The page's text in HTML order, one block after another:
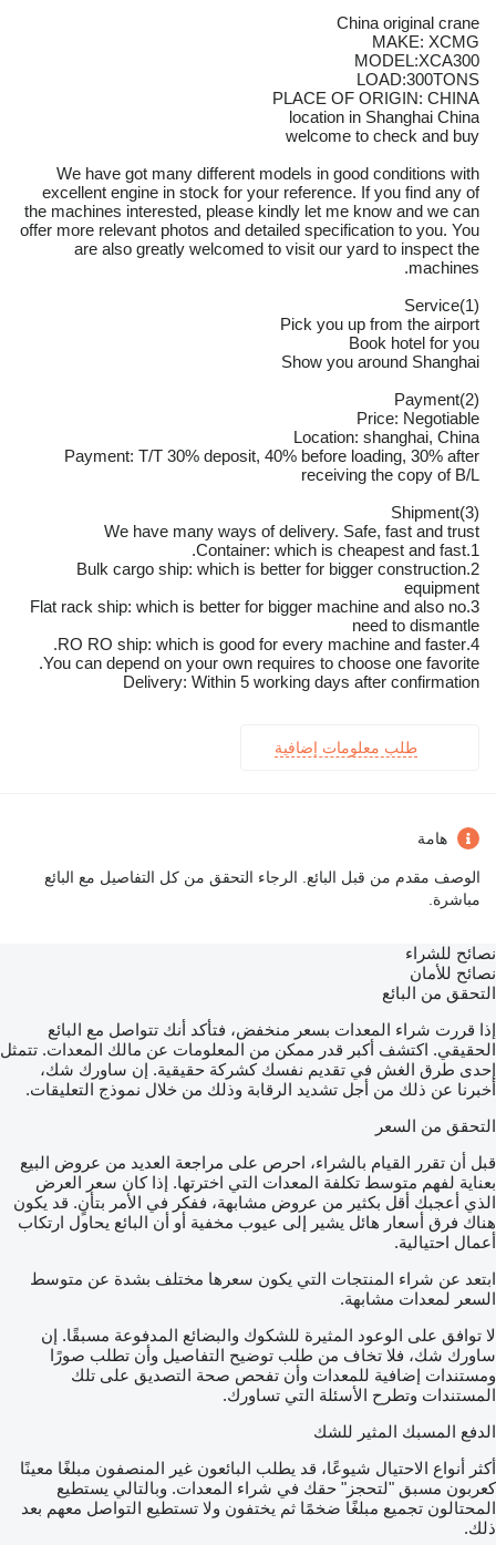
China original crane
MAKE: XCMG
MODEL:XCA300
LOAD:300TONS
PLACE OF ORIGIN: CHINA
location in Shanghai China
welcome to check and buy
We have got many different models in good conditions with
excellent engine in stock for your reference. If you find any of
the machines interested, please kindly let me know and we can
offer more relevant photos and detailed specification to you. You
are also greatly welcomed to visit our yard to inspect the
machines.
(1)Service
Pick you up from the airport
Book hotel for you
Show you around Shanghai
(2)Payment
Price: Negotiable
Location: shanghai, China
Payment: T/T 30% deposit, 40% before loading, 30% after
receiving the copy of B/L
(3)Shipment
We have many ways of delivery. Safe, fast and trust
1.Container: which is cheapest and fast.
2.Bulk cargo ship: which is better for bigger construction
equipment
3.Flat rack ship: which is better for bigger machine and also no
need to dismantle
4.RO RO ship: which is good for every machine and faster.
You can depend on your own requires to choose one favorite.
Delivery: Within 5 working days after confirmation
طلب معلومات إضافية
هامة
الوصف مقدم من قبل البائع. الرجاء التحقق من كل التفاصيل مع البائع
مباشرة.
نصائح للشراء
نصائح للأمان
التحقق من البائع
إذا قررت شراء المعدات بسعر منخفض، فتأكد أنك تتواصل مع البائع
الحقيقي. اكتشف أكبر قدر ممكن من المعلومات عن مالك المعدات. تتمثل
إحدى طرق الغش في تقديم نفسك كشركة حقيقية. إن ساورك شك،
أخبرنا عن ذلك من أجل تشديد الرقابة وذلك من خلال نموذج التعليقات.
التحقق من السعر
قبل أن تقرر القيام بالشراء، احرص على مراجعة العديد من عروض البيع
بعناية لفهم متوسط تكلفة المعدات التي اخترتها. إذا كان سعر العرض
الذي أعجبك أقل بكثير من عروض مشابهة، ففكر في الأمر بتأنٍ. قد يكون
هناك فرق أسعار هائل يشير إلى عيوب مخفية أو أن البائع يحاول ارتكاب
أعمال احتيالية.
ابتعد عن شراء المنتجات التي يكون سعرها مختلف بشدة عن متوسط
السعر لمعدات مشابهة.
لا توافق على الوعود المثيرة للشكوك والبضائع المدفوعة مسبقًا. إن
ساورك شك، فلا تخاف من طلب توضيح التفاصيل وأن تطلب صورًا
ومستندات إضافية للمعدات وأن تفحص صحة التصديق على تلك
المستندات وتطرح الأسئلة التي تساورك.
الدفع المسبك المثير للشك
أكثر أنواع الاحتيال شيوعًا، قد يطلب البائعون غير المنصفون مبلغًا معينًا
كعربون مسبق "لتحجز" حقك في شراء المعدات. وبالتالي يستطيع
المحتالون تجميع مبلغًا ضخمًا ثم يختفون ولا تستطيع التواصل معهم بعد
ذلك.